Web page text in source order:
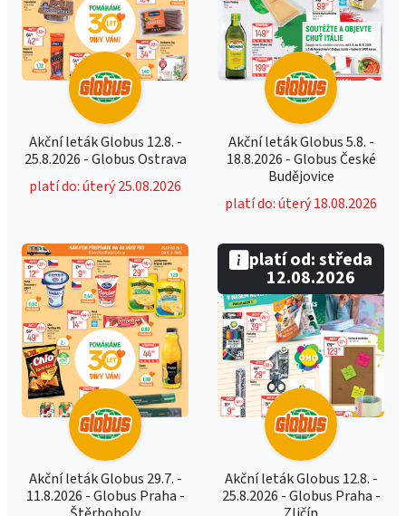
Akční leták Globus 12.8. -
25.8.2026 - Globus Ostrava
platí do: úterý 25.08.2026
Akční leták Globus 5.8. -
18.8.2026 - Globus České
Budějovice
platí do: úterý 18.08.2026
Akční leták Globus 29.7. -
11.8.2026 - Globus Praha -
Akční leták Globus 12.8. -
25.8.2026 - Globus Praha -
platí od: středa
12.08.2026